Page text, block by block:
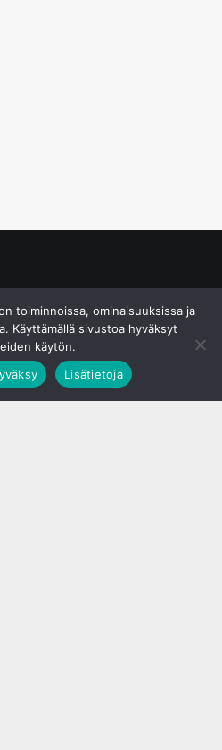
toiminnoissa, ominaisuuksissa ja
Käyttämällä sivustoa hyväksyt
käytön.
Lisätietoja